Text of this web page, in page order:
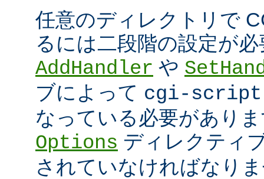
任意のディレクトリで
るには二段階の設定が
AddHandler や
ブによって cgi-script
なっている必要があり
Options ディレクティ
されていなければなり